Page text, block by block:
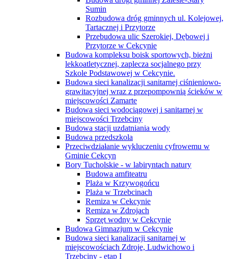
Sumin
Rozbudowa dróg gminnych ul. Kolejowej,
Tartacznej i Przytorze
Przebudowa ulic Szerokiej, Dębowej i
Przytorze w Cekcynie
Budowa kompleksu boisk sportowych, bieżni
lekkoatletycznej, zaplecza socjalnego przy
Szkole Podstawowej w Cekcynie.
Budowa sieci kanalizacji sanitarnej ciśnieniowo-
grawitacyjnej wraz z przepompownią ścieków w
miejscowości Zamarte
Budowa sieci wodociągowej i sanitarnej w
miejscowości Trzebciny
Budowa stacji uzdatniania wody
Budowa przedszkola
Przeciwdziałanie wykluczeniu cyfrowemu w
Gminie Cekcyn
Bory Tucholskie - w labiryntach natury
Budowa amfiteatru
Plaża w Krzywogońcu
Plaża w Trzebcinach
Remiza w Cekcynie
Remiza w Zdrojach
Sprzęt wodny w Cekcynie
Budowa Gimnazjum w Cekcynie
Budowa sieci kanalizacji sanitarnej w
miejscowościach Zdroje, Ludwichowo i
Trzebciny - etap I